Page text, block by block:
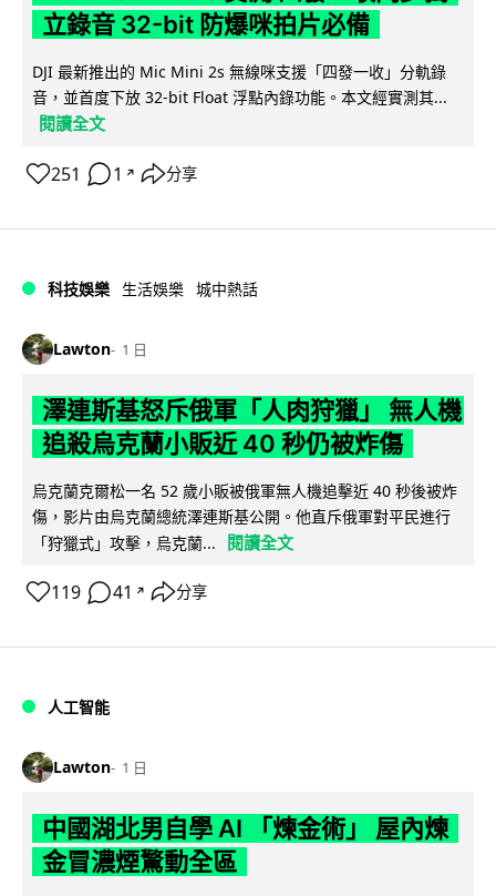
立錄音 32-bit 防爆咪拍片必備
DJI 最新推出的 Mic Mini 2s 無線咪支援「四發一收」分軌錄
音，並首度下放 32-bit Float 浮點內錄功能。本文經實測其...
閱讀全文
251 1 ↗ 分享
科技娛樂 生活娛樂 城中熱話
Lawton 1 日
澤連斯基怒斥俄軍「人肉狩獵」 無人機
追殺烏克蘭小販近 40 秒仍被炸傷
烏克蘭克爾松一名 52 歲小販被俄軍無人機追擊近 40 秒後被炸
傷，影片由烏克蘭總統澤連斯基公開。他直斥俄軍對平民進行
「狩獵式」攻擊，烏克蘭...
閱讀全文
119 41 ↗ 分享
人工智能
Lawton 1 日
中國湖北男自學 AI 「煉金術」 屋內煉
金冒濃煙驚動全區